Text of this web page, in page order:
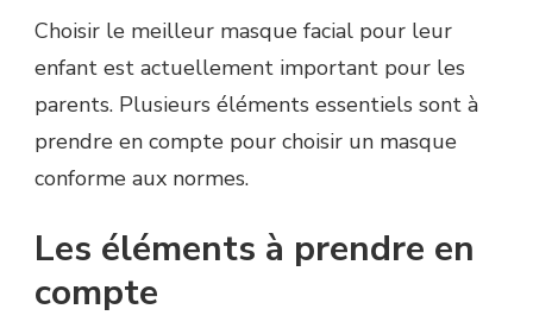
Choisir le meilleur masque facial pour leur
enfant est actuellement important pour les
parents. Plusieurs éléments essentiels sont à
prendre en compte pour choisir un masque
conforme aux normes.
Les éléments à prendre en
compte